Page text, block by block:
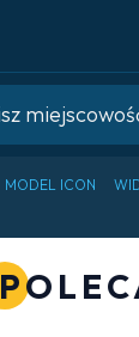
MODEL ICON